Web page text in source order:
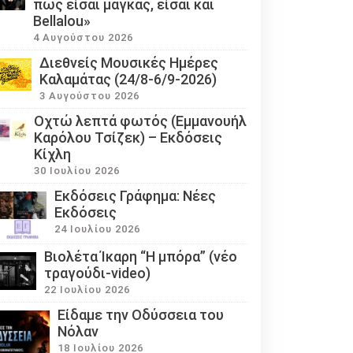
πως είσαι μάγκας, είσαι και
Bellalou»
4 Αυγούστου 2026
Διεθνείς Μουσικές Ημέρες
Καλαμάτας (24/8-6/9-2026)
3 Αυγούστου 2026
Οχτώ λεπτά φωτός (Εμμανουήλ
Καρόλου Τσίζεκ) – Εκδόσεις
Κίχλη
30 Ιουλίου 2026
Εκδόσεις Γράφημα: Νέες
Εκδόσεις
24 Ιουλίου 2026
Βιολέτα Ίκαρη “Η μπόρα” (νέο
τραγούδι-video)
22 Ιουλίου 2026
Eίδαμε την Οδύσσεια του
Νόλαν
18 Ιουλίου 2026